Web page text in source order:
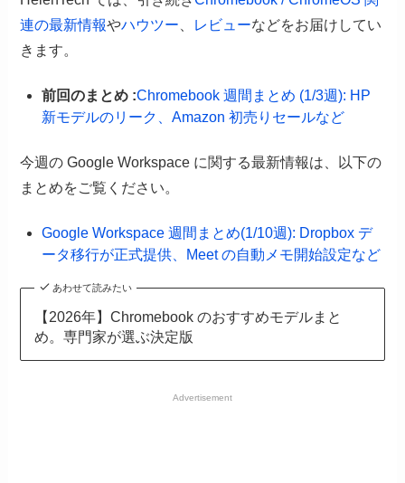
連の最新情報やハウツー レビューなどをお届けしてい
きます。
前回のまとめ :Chromebook 週間まとめ (1/3週): HP
新モデルのリーク、Amazon 初売りセールなど
今週の Google Workspace に関する最新情報は、以下の
まとめをご覧ください。
Google Workspace 週間まとめ(1/10週): Dropbox デ
ータ移行が正式提供、Meet の自動メモ開始設定など
あわせて読みたい
【2026年】Chromebook のおすすめモデルまと
め。専門家が選ぶ決定版
Advertisement